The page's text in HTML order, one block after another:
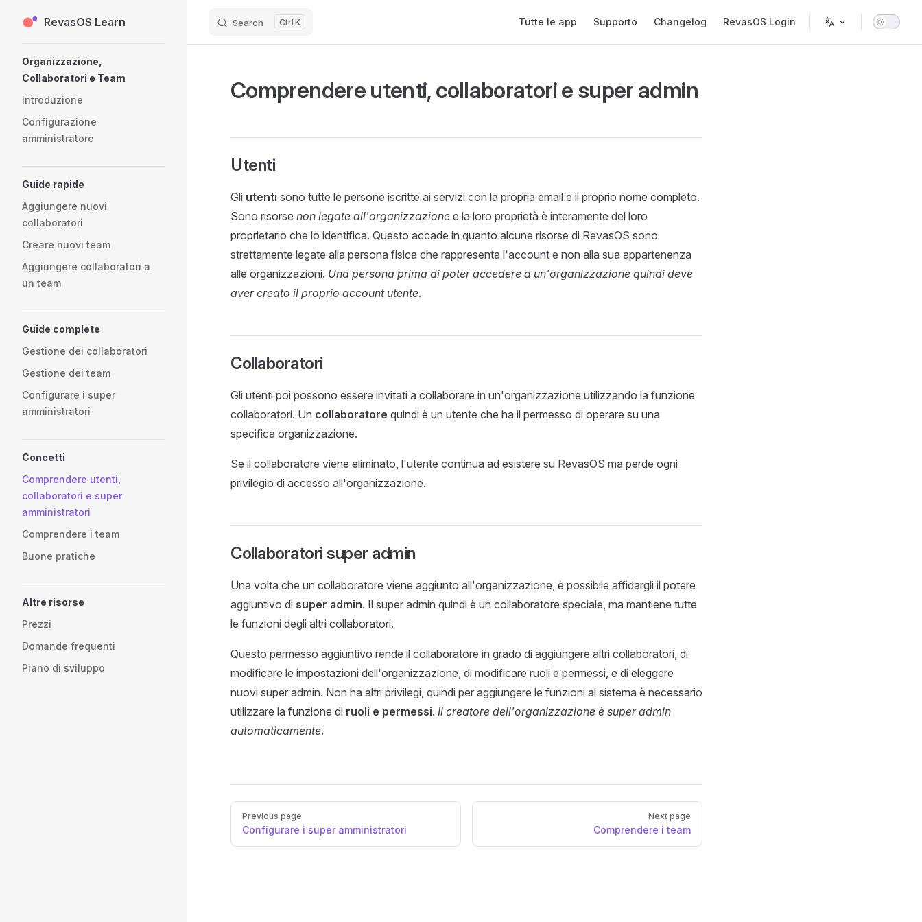
Skip to content
RevasOS Learn Search K Tutte le app Supporto Changelog RevasOS Login
Organizzazione,
Collaboratori e Team
Introduzione
Configurazione
amministratore
Guide rapide
Aggiungere nuovi
collaboratori
Creare nuovi team
Aggiungere collaboratori a
un team
Guide complete
Gestione dei collaboratori
Gestione dei team
Configurare i super
amministratori
Concetti
Comprendere utenti,
collaboratori e super
amministratori
Comprendere i team
Buone pratiche
Altre risorse
Prezzi
Domande frequenti
Piano di sviluppo
Comprendere utenti, collaboratori e super admin
Utenti
Gli utenti sono tutte le persone iscritte ai servizi con la propria email e il proprio nome completo.
Sono risorse non legate all'organizzazione e la loro proprietà è interamente del loro
proprietario che lo identifica. Questo accade in quanto alcune risorse di RevasOS sono
strettamente legate alla persona fisica che rappresenta l'account e non alla sua appartenenza
alle organizzazioni. Una persona prima di poter accedere a un'organizzazione quindi deve
aver creato il proprio account utente.
Collaboratori
Gli utenti poi possono essere invitati a collaborare in un'organizzazione utilizzando la funzione
collaboratori. Un collaboratore quindi è un utente che ha il permesso di operare su una
specifica organizzazione.
Se il collaboratore viene eliminato, l'utente continua ad esistere su RevasOS ma perde ogni
privilegio di accesso all'organizzazione.
Collaboratori super admin
Una volta che un collaboratore viene aggiunto all'organizzazione, è possibile affidargli il potere
aggiuntivo di super admin. Il super admin quindi è un collaboratore speciale, ma mantiene tutte
le funzioni degli altri collaboratori.
Questo permesso aggiuntivo rende il collaboratore in grado di aggiungere altri collaboratori, di
modificare le impostazioni dell'organizzazione, di modificare ruoli e permessi, e di eleggere
nuovi super admin. Non ha altri privilegi, quindi per aggiungere le funzioni al sistema è necessario
utilizzare la funzione di ruoli e permessi. Il creatore dell'organizzazione è super admin
automaticamente.
Pager
Previous page
Configurare i super amministratori
Next page
Comprendere i team